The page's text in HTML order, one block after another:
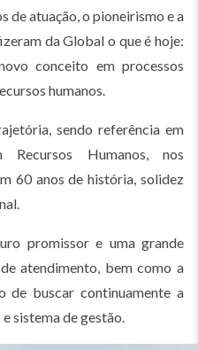
de atuação, o pioneirismo e a
da Global o que é hoje:
conceito em processos
humanos.
sendo referência em
Humanos, nos
60 anos de história, solidez
promissor e uma grande
atendimento, bem como a
de buscar continuamente a
sistema de gestão.